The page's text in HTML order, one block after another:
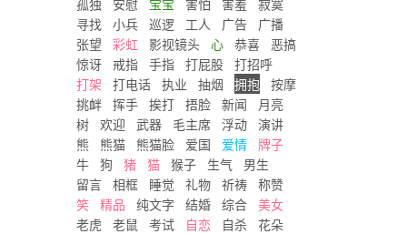
孤独
安慰 宝宝 害怕 害羞
寂寞
寻找
小兵 巡逻 工人 广告
广播
张望
彩虹 影视镜头 心 恭喜
恶搞
惊讶
戒指 手指 打屁股
打招呼
打架
打电话 执业 抽烟 拥抱
按摩
挑衅
挥手 挨打 捂脸 新闻
月亮
树
欢迎 武器 毛主席 浮动
演讲
熊
熊猫 熊猫脸 爱国 爱情
牌子
牛
狗 猪 猫 猴子 生气
男生
留言
相框 睡觉 礼物 祈祷
称赞
笑
精品 纯文字 结婚 综合
美女
老虎
老鼠 考试 自恋 自杀
花朵